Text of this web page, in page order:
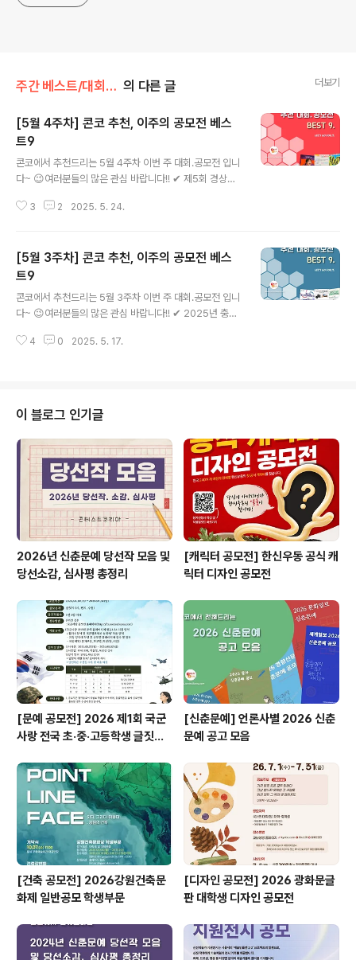
주간 베스트/대회 • 공모전 의 다른 글 더보기
[5월 4주차] 콘코 추천, 이주의 공모전 베스
트9
콘코에서 추천드리는 5월 4주차 이번 주 대회.공모전 입니
다~ 😉여러분들의 많은 관심 바랍니다!! ✔ 제5회 경상북
T.F.F. (제 5회 대상그룹 대학생 스마트폰 영화제)✔ 생활
교-티앤씨재단 어린이 미술대회✔ 2025년 제11회 스토
리텔링 공모전 일상 속의 장애인>✔ 제2회 무사이 콩쿠르
✔ 제6회 계룡장학재단 아이디어 공모전✔ K-숏폼드라마
극본 공모전 * 자세한 내용은 뉴스카드를 클릭하시면 확인
하실 수 있습니다. 자세한 내용은 콘테스트코리아 홈페이
지에서 확인하시면 도움이 됩니다~콘테스트, 공모전, 대외
3 2 2025. 5. 24.
[5월 3주차] 콘코 추천, 이주의 공모전 베스
트9
콘코에서 추천드리는 5월 3주차 이번 주 대회.공모전 입니
다~ 😉여러분들의 많은 관심 바랍니다!! ✔ 2025년 충남
e Music Festival 청소년 참가팀 모집✔ 2025전국청소
릭터 공모전✔ 제10회 전국청도관광사진공모전✔ 밀양아
리랑2025숏폼챌린지 공모전 * 자세한 내용은 뉴스카드
를 클릭하시면 확인하실 수 있습니다. 자세한 내용은 콘테
스트코리아 홈페이지에서 확인하시면 도움이 됩니다~콘테
스트, 공모전, 대외활동 정보 / 소개 / 뉴스소식은 @콘테스
트코리아!!
4 0 2025. 5. 17.
이 블로그 인기글
2026년 신춘문예 당선작 모음 및
당선소감, 심사평 총정리
[캐릭터 공모전] 한신우동 공식 캐
릭터 디자인 공모전
[문예 공모전] 2026 제1회 국군
사랑 전국 초·중·고등학생 글짓기
[신춘문예] 언론사별 2026 신춘
문예 공고 모음
[건축 공모전] 2026강원건축문
화제 일반공모 학생부문
[디자인 공모전] 2026 광화문글
판 대학생 디자인 공모전